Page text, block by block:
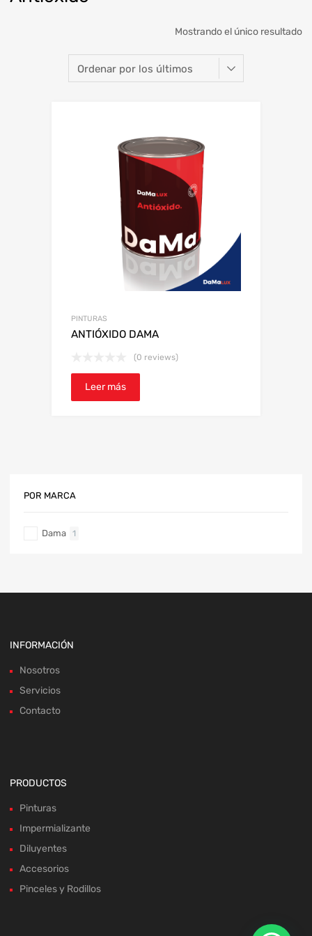
Mostrando el único resultado
PINTURAS
ANTIÓXIDO DAMA
(0 reviews)
Leer más
POR MARCA
Dama 1
INFORMACIÓN
Nosotros
Servicios
Contacto
PRODUCTOS
Pinturas
Impermializante
Diluyentes
Accesorios
Pinceles y Rodillos